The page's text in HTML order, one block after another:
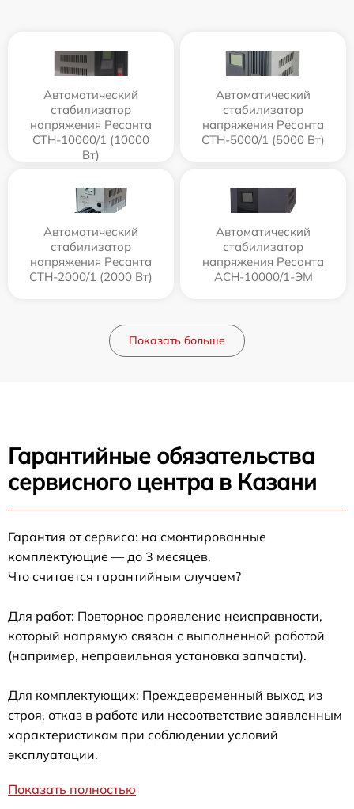
Автоматический
стабилизатор
напряжения Ресанта
СТН-10000/1 (10000
Вт)
Автоматический
стабилизатор
напряжения Ресанта
СТН-5000/1 (5000 Вт)
Автоматический
стабилизатор
напряжения Ресанта
СТН-2000/1 (2000 Вт)
Автоматический
стабилизатор
напряжения Ресанта
АСН-10000/1-ЭМ
Показать больше
Гарантийные обязательства
сервисного центра в Казани
Гарантия от сервиса: на смонтированные
комплектующие — до 3 месяцев.
Что считается гарантийным случаем?
Для работ: Повторное проявление неисправности,
который напрямую связан с выполненной работой
(например, неправильная установка запчасти).
Для комплектующих: Преждевременный выход из
строя, отказ в работе или несоответствие заявленным
характеристикам при соблюдении условий
эксплуатации.
Показать полностью